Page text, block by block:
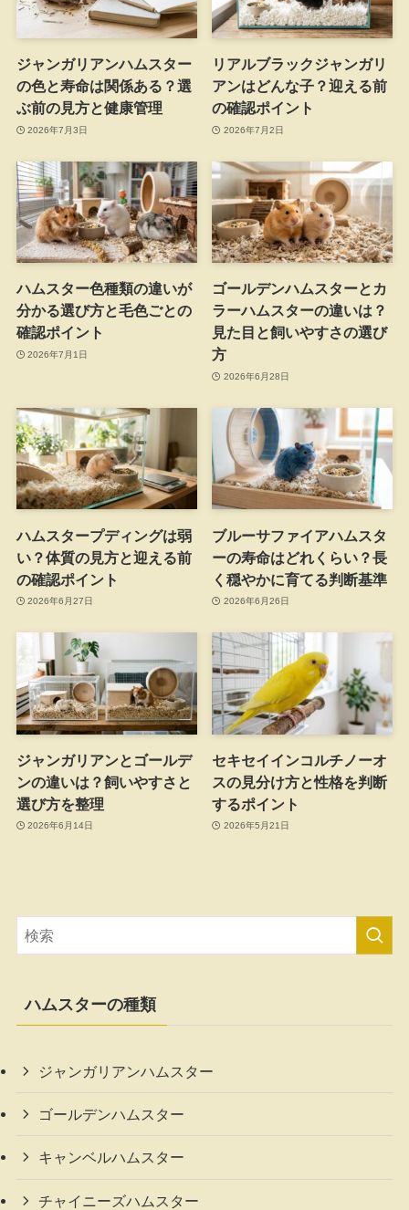
ジャンガリアンハムスター
の色と寿命は関係ある？選
ぶ前の見方と健康管理
2026年7月3日
リアルブラックジャンガリ
アンはどんな子？迎える前
の確認ポイント
2026年7月2日
ハムスター色種類の違いが
分かる選び方と毛色ごとの
確認ポイント
2026年7月1日
ゴールデンハムスターとカ
ラーハムスターの違いは？
見た目と飼いやすさの選び
方
2026年6月28日
ハムスタープディングは弱
い？体質の見方と迎える前
の確認ポイント
2026年6月27日
ブルーサファイアハムスタ
ーの寿命はどれくらい？長
く穏やかに育てる判断基準
2026年6月26日
ジャンガリアンとゴールデ
ンの違いは？飼いやすさと
選び方を整理
2026年6月14日
セキセイインコルチノーオ
スの見分け方と性格を判断
するポイント
2026年5月21日
ハムスターの種類
ジャンガリアンハムスター
ゴールデンハムスター
キャンベルハムスター
チャイニーズハムスター